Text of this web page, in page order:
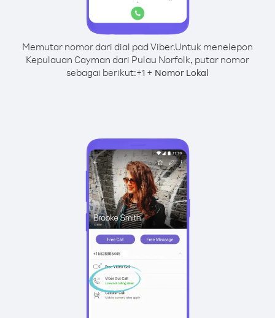
Memutar nomor dari dial pad Viber.Untuk menelepon
Kepulauan Cayman dari Pulau Norfolk, putar nomor
sebagai berikut:+1 + Nomor Lokal